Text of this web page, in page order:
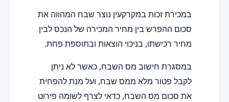
במכירת זכות במקרקעין נוצר שבח המהווה את
סכום ההפרש בין מחיר המכירה של הנכס לבין
מחיר רכישתו, בניכוי הוצאות ובתוספת פחת.
במסגרת חישוב מס השבח, כאשר לא ניתן
לקבל פטור מלא ממס שבח, ועל מנת להפחית
את סכום מס השבח, כדאי לצרף לשומה פירוט